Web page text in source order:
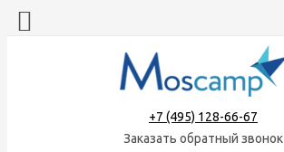
+7 (495) 128-66-67
Заказать обратный звонок